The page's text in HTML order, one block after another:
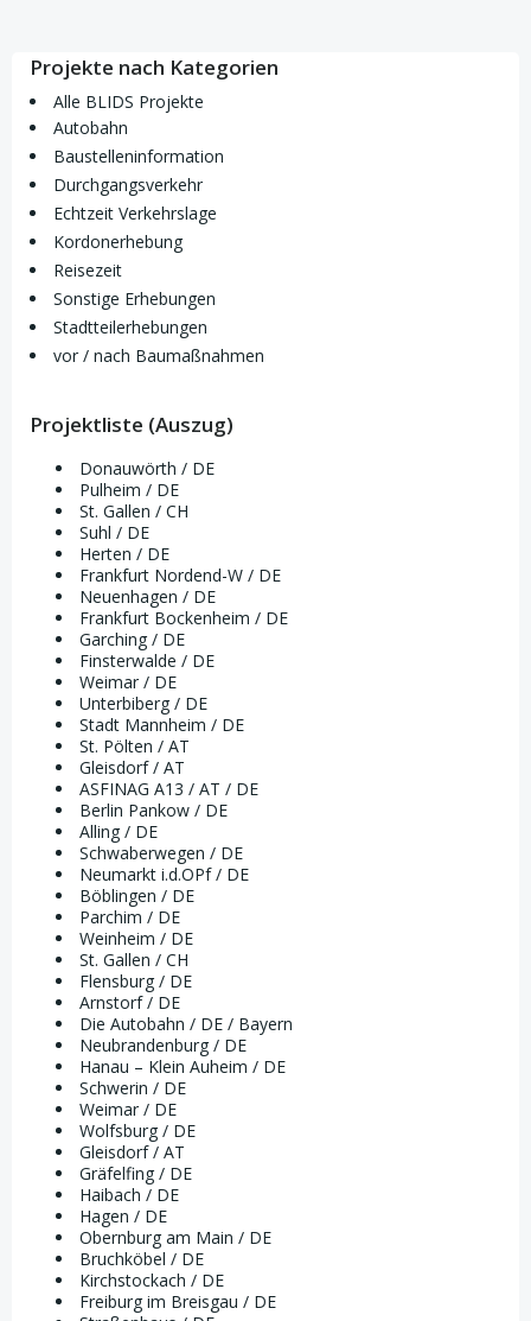
Projekte nach Kategorien
Alle BLIDS Projekte
Autobahn
Baustelleninformation
Durchgangsverkehr
Echtzeit Verkehrslage
Kordonerhebung
Reisezeit
Sonstige Erhebungen
Stadtteilerhebungen
vor / nach Baumaßnahmen
Projektliste (Auszug)
Donauwörth / DE
Pulheim / DE
St. Gallen / CH
Suhl / DE
Herten / DE
Frankfurt Nordend-W / DE
Neuenhagen / DE
Frankfurt Bockenheim / DE
Garching / DE
Finsterwalde / DE
Weimar / DE
Unterbiberg / DE
Stadt Mannheim / DE
St. Pölten / AT
Gleisdorf / AT
ASFINAG A13 / AT / DE
Berlin Pankow / DE
Alling / DE
Schwaberwegen / DE
Neumarkt i.d.OPf / DE
Böblingen / DE
Parchim / DE
Weinheim / DE
St. Gallen / CH
Flensburg / DE
Arnstorf / DE
Die Autobahn / DE / Bayern
Neubrandenburg / DE
Hanau – Klein Auheim / DE
Schwerin / DE
Weimar / DE
Wolfsburg / DE
Gleisdorf / AT
Gräfelfing / DE
Haibach / DE
Hagen / DE
Obernburg am Main / DE
Bruchköbel / DE
Kirchstockach / DE
Freiburg im Breisgau / DE